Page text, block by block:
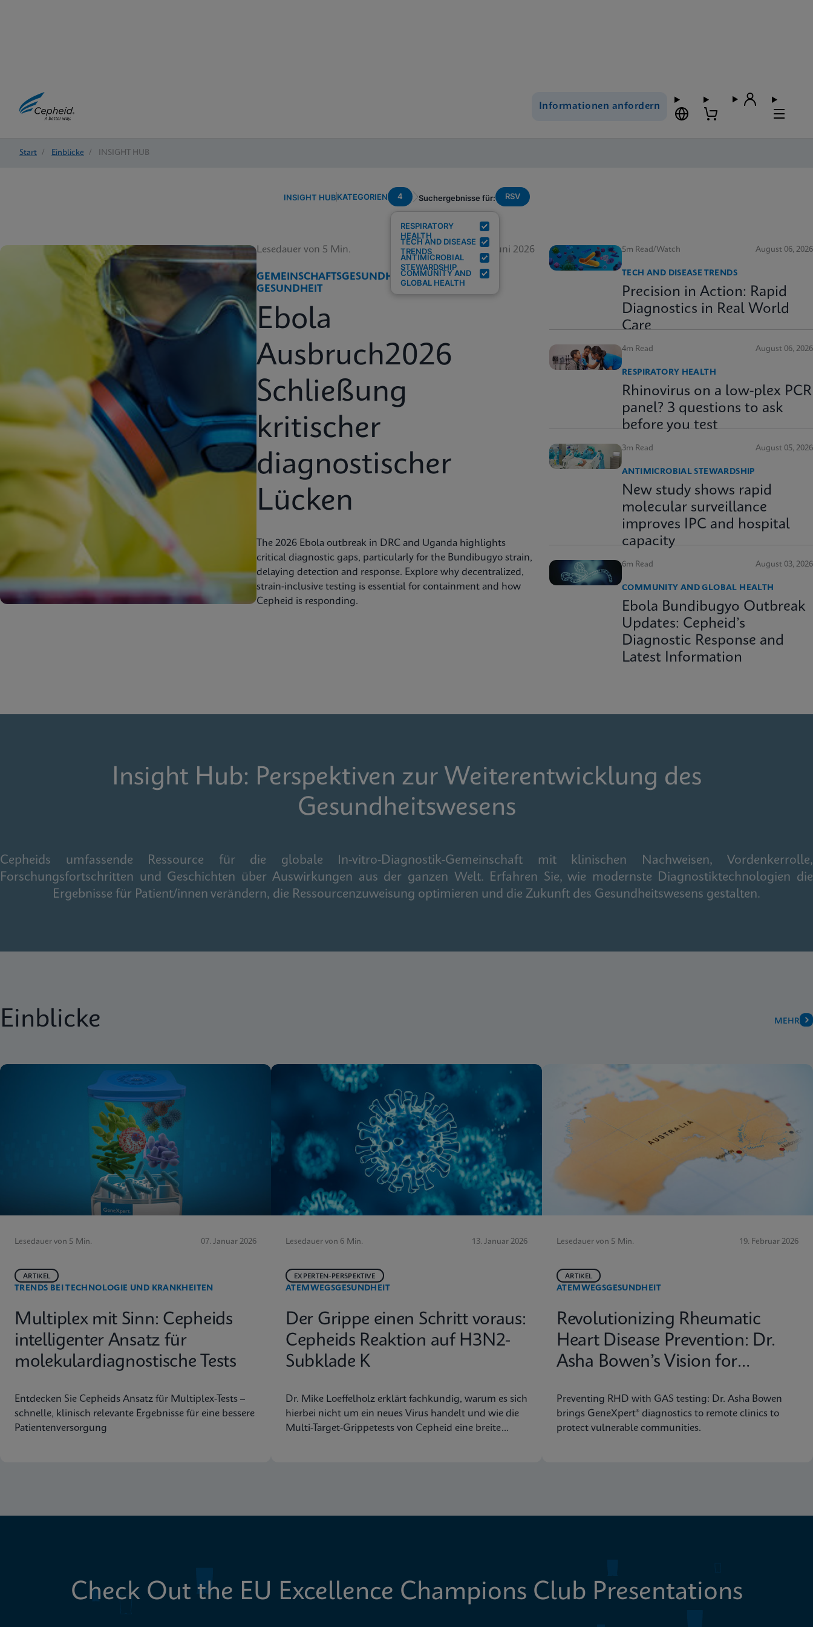
Informationen anfordern
Start / Einblicke / INSIGHT HUB
INSIGHT HUBKATEGORIEN 4
RESPIRATORY
HEALTH
TECH AND DISEASE
TRENDS
ANTIMICROBIAL
STEWARDSHIP
COMMUNITY AND
GLOBAL HEALTH
Suchergebnisse für: RSV
Lesedauer von 5 Min. 12. Juni 2026
GEMEINSCHAFTSGESUNDHEIT UND GLOBALE
GESUNDHEIT
Ebola
Ausbruch2026
Schließung
kritischer
diagnostischer
Lücken
The 2026 Ebola outbreak in DRC and Uganda highlights
critical diagnostic gaps, particularly for the Bundibugyo strain,
delaying detection and response. Explore why decentralized,
strain-inclusive testing is essential for containment and how
Cepheid is responding.
5m Read/Watch August 06, 2026
TECH AND DISEASE TRENDS
Precision in Action: Rapid
Diagnostics in Real World
Care
4m Read August 06, 2026
RESPIRATORY HEALTH
Rhinovirus on a low-plex PCR
panel? 3 questions to ask
before you test
3m Read August 05, 2026
ANTIMICROBIAL STEWARDSHIP
New study shows rapid
molecular surveillance
improves IPC and hospital
capacity
6m Read August 03, 2026
COMMUNITY AND GLOBAL HEALTH
Ebola Bundibugyo Outbreak
Updates: Cepheid’s
Diagnostic Response and
Latest Information
Insight Hub: Perspektiven zur Weiterentwicklung des
Gesundheitswesens
Cepheids umfassende Ressource für die globale In-vitro-Diagnostik-Gemeinschaft mit klinischen Nachweisen, Vordenkerrolle,
Forschungsfortschritten und Geschichten über Auswirkungen aus der ganzen Welt. Erfahren Sie, wie modernste Diagnostiktechnologien die
Ergebnisse für Patient/innen verändern, die Ressourcenzuweisung optimieren und die Zukunft des Gesundheitswesens gestalten.
Einblicke MEHR
Lesedauer von 5 Min. 07. Januar 2026
TRENDS BEI TECHNOLOGIE UND KRANKHEITEN
ARTIKEL
Multiplex mit Sinn: Cepheids
intelligenter Ansatz für
molekulardiagnostische Tests
Entdecken Sie Cepheids Ansatz für Multiplex-Tests –
schnelle, klinisch relevante Ergebnisse für eine bessere
Patientenversorgung
Lesedauer von 6 Min. 13. Januar 2026
ATEMWEGSGESUNDHEIT
EXPERTEN-PERSPEKTIVE
Der Grippe einen Schritt voraus:
Cepheids Reaktion auf H3N2-
Subklade K
Dr. Mike Loeffelholz erklärt fachkundig, warum es sich
hierbei nicht um ein neues Virus handelt und wie die
Multi-Target-Grippetests von Cepheid eine breite
Lesedauer von 5 Min. 19. Februar 2026
ATEMWEGSGESUNDHEIT
ARTIKEL
Revolutionizing Rheumatic
Heart Disease Prevention: Dr.
Asha Bowen’s Vision for
Preventing RHD with GAS testing: Dr. Asha Bowen
brings GeneXpert® diagnostics to remote clinics to
protect vulnerable communities.
Check Out the EU Excellence Champions Club Presentations